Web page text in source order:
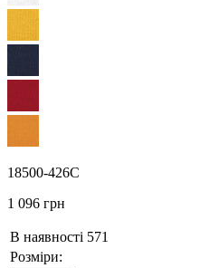
18500-426C
1 096 грн
В наявності 571
Розміри: